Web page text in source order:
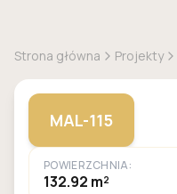
Strona główna Projekty
MAL-115
POWIERZCHNIA:
132.92 m²